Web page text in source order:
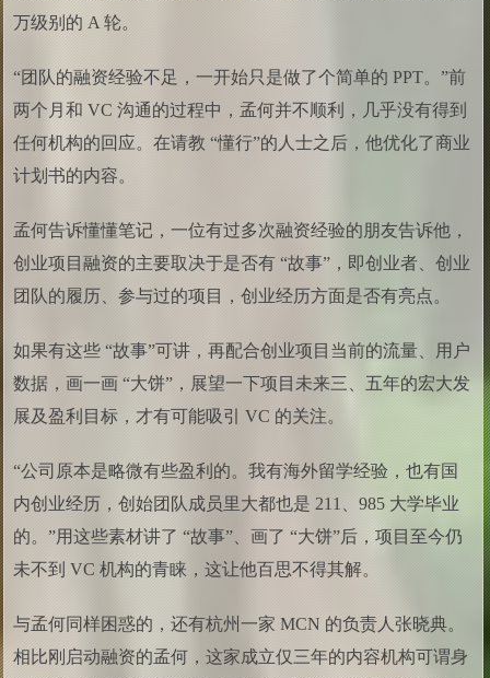
万级别的 A 轮。
“团队的融资经验不足，一开始只是做了个简单的 PPT。”前
两个月和 VC 沟通的过程中，孟何并不顺利，几乎没有得到
任何机构的回应。在请教 “懂行”的人士之后，他优化了商业
计划书的内容。
孟何告诉懂懂笔记，一位有过多次融资经验的朋友告诉他，
创业项目融资的主要取决于是否有 “故事”，即创业者、创业
团队的履历、参与过的项目，创业经历方面是否有亮点。
如果有这些 “故事”可讲，再配合创业项目当前的流量、用户
数据，画一画 “大饼”，展望一下项目未来三、五年的宏大发
展及盈利目标，才有可能吸引 VC 的关注。
“公司原本是略微有些盈利的。我有海外留学经验，也有国
内创业经历，创始团队成员里大都也是 211、985 大学毕业
的。”用这些素材讲了 “故事”、画了 “大饼”后，项目至今仍
未不到 VC 机构的青睐，这让他百思不得其解。
与孟何同样困惑的，还有杭州一家 MCN 的负责人张晓典。
相比刚启动融资的孟何，这家成立仅三年的内容机构可谓身